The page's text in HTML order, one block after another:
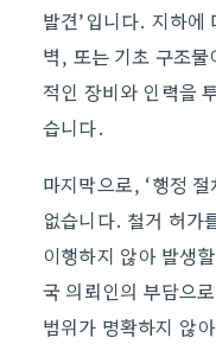
발견’입니다. 지하
벽, 또는 기초 구조
적인 장비와 인력을
습니다.
마지막으로, ‘행정
없습니다. 철거 허가
이행하지 않아 발생
국 의뢰인의 부담으
범위가 명확하지 않